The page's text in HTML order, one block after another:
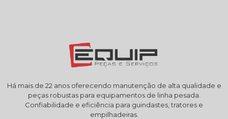
Há mais de 22 anos oferecendo manutenção de alta qualidade e
peças robustas para equipamentos de linha pesada.
Confiabilidade e eficiência para guindastes, tratores e
empilhadeiras.